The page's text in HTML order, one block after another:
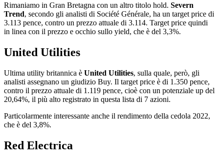
Rimaniamo in Gran Bretagna con un altro titolo hold. Severn
Trend, secondo gli analisti di Société Générale, ha un target price di
3.113 pence, contro un prezzo attuale di 3.114. Target price quindi
in linea con il prezzo e occhio sullo yield, che è del 3,3%.
United Utilities
Ultima utility britannica è United Utilities, sulla quale, però, gli
analisti assegnano un giudizio Buy. Il target price è di 1.350 pence,
contro il prezzo attuale di 1.119 pence, cioè con un potenziale up del
20,64%, il più alto registrato in questa lista di 7 azioni.
Particolarmente interessante anche il rendimento della cedola 2022,
che è del 3,8%.
Red Electrica